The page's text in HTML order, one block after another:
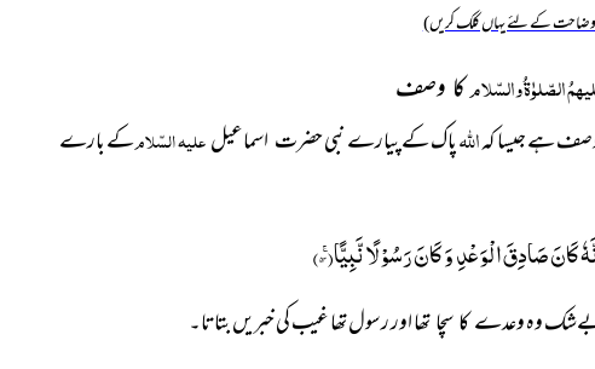
کے لئے یہاں کلک کریں)
الصّلوٰۃ ُوالسّلامکا وصف
ہے جیسا کہاللہپاک کے پیارےنبیحضرت اسماعیلعلیہ السّلامکے بارے
صَادِقَ الْوَعْدِ وَ كَانَ رَسُوْلًا نَّبِیًّاۚ(۵۴)
بےشکوہوعدے کا سچا تھااور رسول تھا غیب کی خبریں بتاتا۔